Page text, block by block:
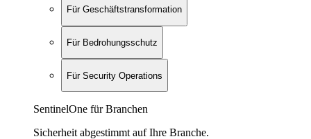
Für Geschäftstransformation
Für Bedrohungsschutz
Für Security Operations
SentinelOne für Branchen
Sicherheit abgestimmt auf Ihre Branche.